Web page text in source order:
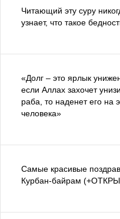
Читающий эту суру
узнает, что такое
«Долг – это ярлык
если Аллах захочет
раба, то наденет его на
человека»
Самые красивые
Курбан-байрам